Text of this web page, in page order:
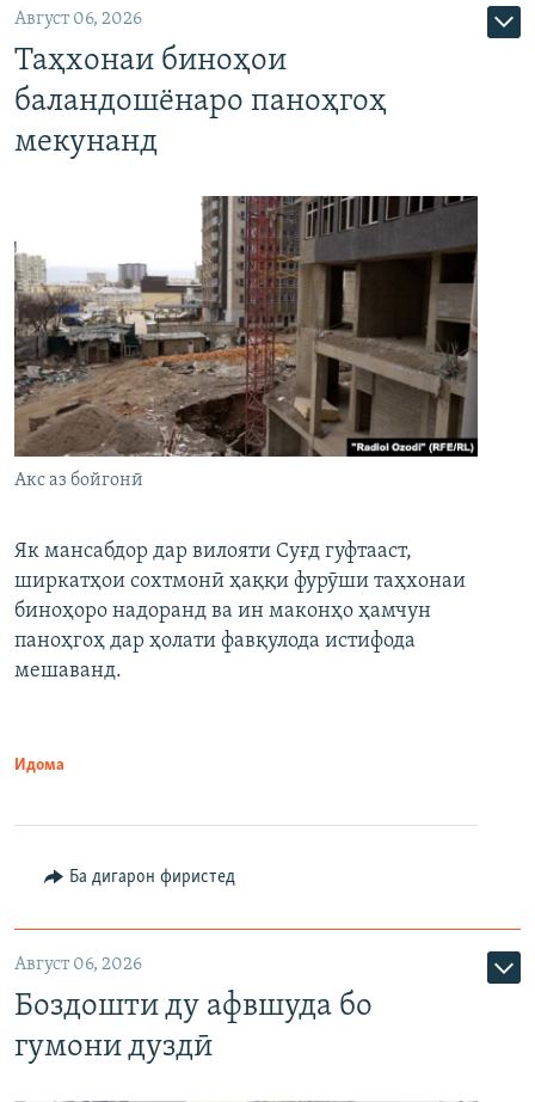
Август 06, 2026
Таҳхонаи биноҳои
баландошёнаро паноҳгоҳ
мекунанд
Акс аз бойгонӣ
Як мансабдор дар вилояти Суғд гуфтааст,
ширкатҳои сохтмонӣ ҳаққи фурӯши таҳхонаи
биноҳоро надоранд ва ин маконҳо ҳамчун
паноҳгоҳ дар ҳолати фавқулода истифода
мешаванд.
Идома
Ба дигарон фиристед
Август 06, 2026
Боздошти ду афвшуда бо
гумони дуздӣ